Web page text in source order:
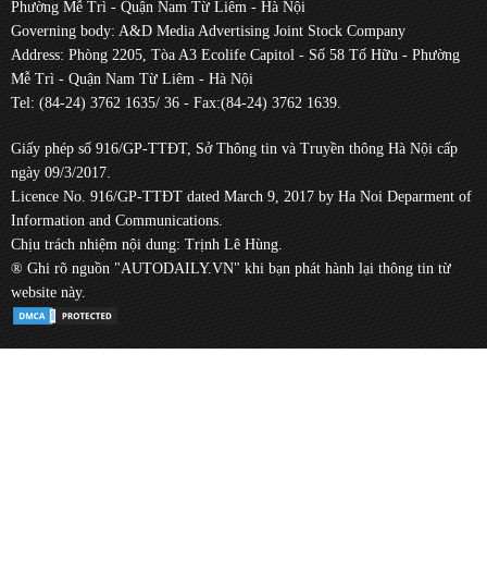
Phường Mễ Trì - Quận Nam Từ Liêm - Hà Nội
Governing body: A&D Media Advertising Joint Stock Company
Address: Phòng 2205, Tòa A3 Ecolife Capitol - Số 58 Tố Hữu - Phường
Mễ Trì - Quận Nam Từ Liêm - Hà Nội
Tel: (84-24) 3762 1635/ 36 - Fax:(84-24) 3762 1639.
Giấy phép số 916/GP-TTĐT, Sở Thông tin và Truyền thông Hà Nội cấp
ngày 09/3/2017.
Licence No. 916/GP-TTĐT dated March 9, 2017 by Ha Noi Deparment of
Information and Communications.
Chịu trách nhiệm nội dung: Trịnh Lê Hùng.
® Ghi rõ nguồn "AUTODAILY.VN" khi bạn phát hành lại thông tin từ
website này.